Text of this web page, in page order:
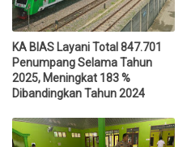
KA BIAS Layani Total 847.701
Penumpang Selama Tahun
2025, Meningkat 183 %
Dibandingkan Tahun 2024